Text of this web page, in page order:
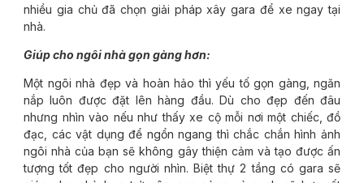
nhiều gia chủ đã chọn giải pháp xây gara để xe ngay tại
nhà.
Giúp cho ngôi nhà gọn gàng hơn:
Một ngôi nhà đẹp và hoàn hảo thì yếu tố gọn gàng, ngăn
nắp luôn được đặt lên hàng đầu. Dù cho đẹp đến đâu
nhưng nhìn vào nếu như thấy xe cộ mỗi nơi một chiếc, đồ
đạc, các vật dụng để ngổn ngang thì chắc chắn hình ảnh
ngôi nhà của bạn sẽ không gây thiện cảm và tạo được ấn
tượng tốt đẹp cho người nhìn. Biệt thự 2 tầng có gara sẽ